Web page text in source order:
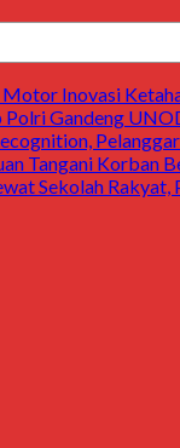
Inovasi
Gandeng
Tangani Korban
Sekolah Rakyat,